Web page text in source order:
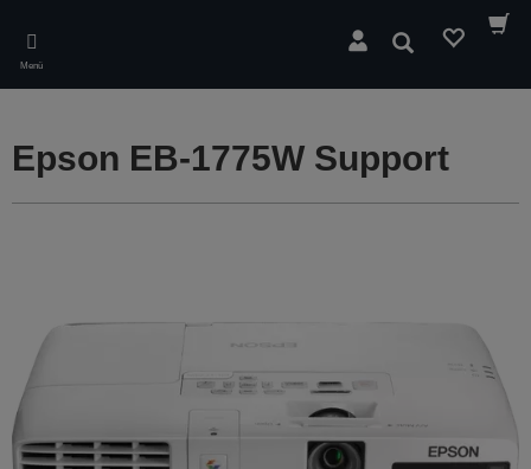
main
content
Menü
Suchen
Epson EB-1775W Support